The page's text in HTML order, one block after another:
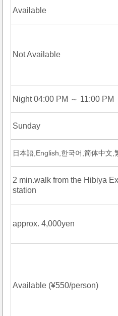
Available
Not Available
Night 04:00 PM ～ 11:00 PM
Sunday
日本語,English,한국어,简体中文,
2 min.walk from the Hibiya
station
approx. 4,000yen
Available (¥550/person)